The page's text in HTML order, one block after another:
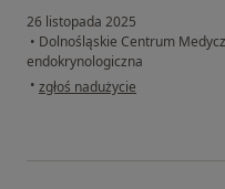
26 listopada 2025
• Dolnośląskie Centrum
endokrynologiczna
• w opinii użytkownika Bartek
zgłoś nadużycie